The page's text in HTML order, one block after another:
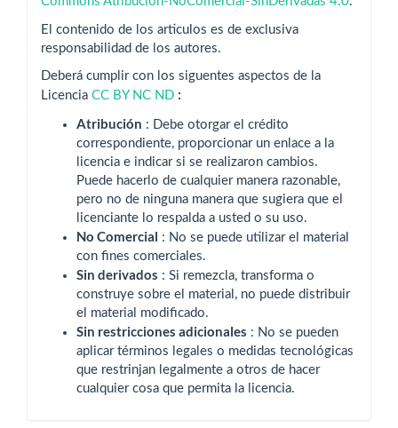
El contenido de los articulos es de exclusiva
responsabilidad de los autores.
Deberá cumplir con los siguentes aspectos de la
Licencia CC BY NC ND :
Atribución : Debe otorgar el crédito
correspondiente, proporcionar un enlace a la
licencia e indicar si se realizaron cambios.
Puede hacerlo de cualquier manera razonable,
pero no de ninguna manera que sugiera que el
licenciante lo respalda a usted o su uso.
No Comercial : No se puede utilizar el material
con fines comerciales.
Sin derivados : Si remezcla, transforma o
construye sobre el material, no puede distribuir
el material modificado.
Sin restricciones adicionales : No se pueden
aplicar términos legales o medidas tecnológicas
que restrinjan legalmente a otros de hacer
cualquier cosa que permita la licencia.